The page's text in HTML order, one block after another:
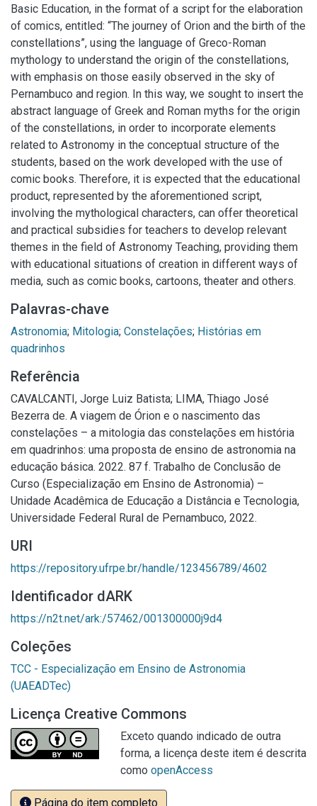
Basic Education, in the format of a script for the elaboration
of comics, entitled: “The journey of Orion and the birth of the
constellations”, using the language of Greco-Roman
mythology to understand the origin of the constellations,
with emphasis on those easily observed in the sky of
Pernambuco and region. In this way, we sought to insert the
abstract language of Greek and Roman myths for the origin
of the constellations, in order to incorporate elements
related to Astronomy in the conceptual structure of the
students, based on the work developed with the use of
comic books. Therefore, it is expected that the educational
product, represented by the aforementioned script,
involving the mythological characters, can offer theoretical
and practical subsidies for teachers to develop relevant
themes in the field of Astronomy Teaching, providing them
with educational situations of creation in different ways of
media, such as comic books, cartoons, theater and others.
Palavras-chave
Astronomia; Mitologia; Constelações; Histórias em
quadrinhos
Referência
CAVALCANTI, Jorge Luiz Batista; LIMA, Thiago José
Bezerra de. A viagem de Órion e o nascimento das
constelações – a mitologia das constelações em história
em quadrinhos: uma proposta de ensino de astronomia na
educação básica. 2022. 87 f. Trabalho de Conclusão de
Curso (Especialização em Ensino de Astronomia) –
Unidade Acadêmica de Educação a Distância e Tecnologia,
Universidade Federal Rural de Pernambuco, 2022.
URI
https://repository.ufrpe.br/handle/123456789/4602
Identificador dARK
https://n2t.net/ark:/57462/001300000j9d4
Coleções
TCC - Especialização em Ensino de Astronomia
(UAEADTec)
Licença Creative Commons
Exceto quando indicado de outra
forma, a licença deste item é descrita
como openAccess
Página do item completo